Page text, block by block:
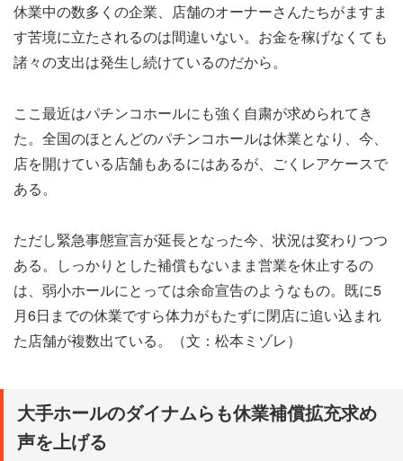
休業中の数多くの企業、店舗のオーナーさんたちがますま
す苦境に立たされるのは間違いない。お金を稼げなくても
諸々の支出は発生し続けているのだから。
ここ最近はパチンコホールにも強く自粛が求められてき
た。全国のほとんどのパチンコホールは休業となり、今、
店を開けている店舗もあるにはあるが、ごくレアケースで
ある。
ただし緊急事態宣言が延長となった今、状況は変わりつつ
ある。しっかりとした補償もないまま営業を休止するの
は、弱小ホールにとっては余命宣告のようなもの。既に5
月6日までの休業ですら体力がもたずに閉店に追い込まれ
た店舗が複数出ている。（文：松本ミゾレ）
大手ホールのダイナムらも休業補償拡充求め
声を上げる